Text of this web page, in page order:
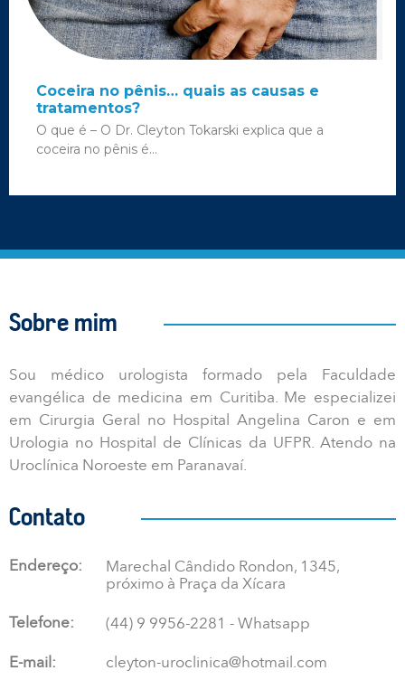
Coceira no pênis… quais as causas e
tratamentos?
O que é – O Dr. Cleyton Tokarski explica que a
coceira no pênis é...
Sobre mim
Sou médico urologista formado pela Faculdade
evangélica de medicina em Curitiba.​​​​​​​​​​​ Me especializei
em Cirurgia Geral no Hospital Angelina Caron e em
Urologia no Hospital de Clínicas da UFPR. Atendo na
Uroclínica Noroeste em Paranavaí.
Contato
Endereço:
Marechal Cândido Rondon, 1345,
próximo à Praça da Xícara
Telefone: (44) 9 9956-2281 - Whatsapp
E-mail: cleyton-uroclinica@hotmail.com